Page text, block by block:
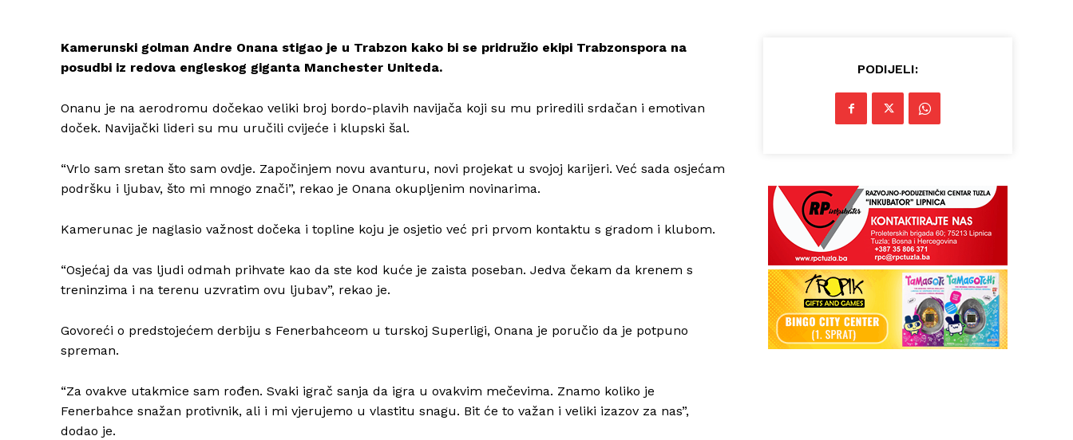
O nama
Impressum
Kamerunski golman Andre Onana stigao je u Trabzon kako bi se pridružio ekipi Trabzonspora na
posudbi iz redova engleskog giganta Manchester Uniteda.
Onanu je na aerodromu dočekao veliki broj bordo-plavih navijača koji su mu priredili srdačan i emotivan
doček. Navijački lideri su mu uručili cvijeće i klupski šal.
“Vrlo sam sretan što sam ovdje. Započinjem novu avanturu, novi projekat u svojoj karijeri. Već sada osjećam
podršku i ljubav, što mi mnogo znači”, rekao je Onana okupljenim novinarima.
Kamerunac je naglasio važnost dočeka i topline koju je osjetio već pri prvom kontaktu s gradom i klubom.
“Osjećaj da vas ljudi odmah prihvate kao da ste kod kuće je zaista poseban. Jedva čekam da krenem s
treninzima i na terenu uzvratim ovu ljubav”, rekao je.
Govoreći o predstojećem derbiju s Fenerbahceom u turskoj Superligi, Onana je poručio da je potpuno
spreman.
“Za ovakve utakmice sam rođen. Svaki igrač sanja da igra u ovakvim mečevima. Znamo koliko je
Fenerbahce snažan protivnik, ali i mi vjerujemo u vlastitu snagu. Bit će to važan i veliki izazov za nas”,
dodao je.
PODIJELI: